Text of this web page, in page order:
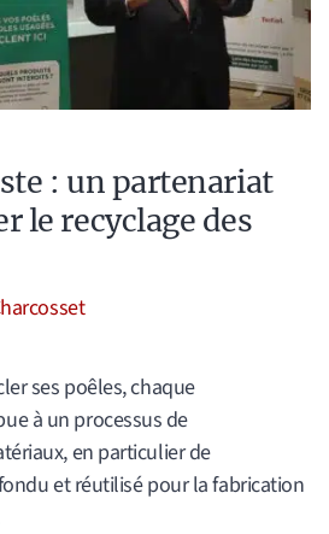
: un partenariat
le recyclage des
ses poêles, chaque
à un processus de
en particulier de
et réutilisé pour la fabrication